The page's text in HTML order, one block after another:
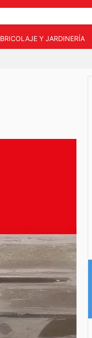
BRICOLAJE Y JARDINERÍA